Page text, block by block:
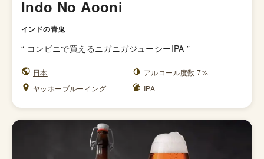
Indo No Aooni
インドの青鬼
“ コンビニで買えるニガニガジューシーIPA ”
日本
アルコール度数 7%
ヤッホーブルーイング
IPA